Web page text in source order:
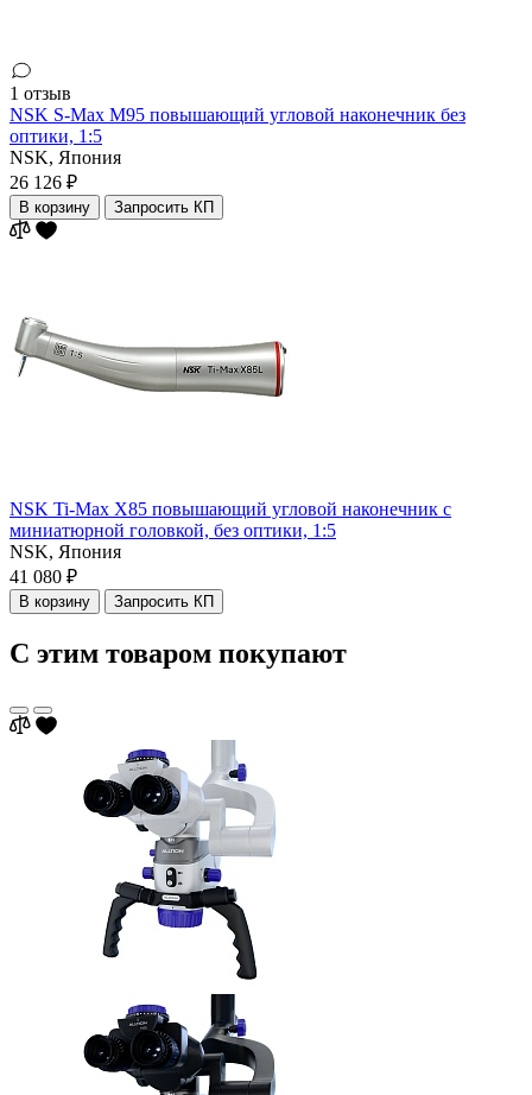
1 отзыв
NSK S-Max M95 повышающий угловой наконечник без
оптики, 1:5
NSK, Япония
26 126 ₽
В корзину Запросить КП
NSK Ti-Max X85 повышающий угловой наконечник с
миниатюрной головкой, без оптики, 1:5
NSK, Япония
41 080 ₽
В корзину Запросить КП
С этим товаром покупают